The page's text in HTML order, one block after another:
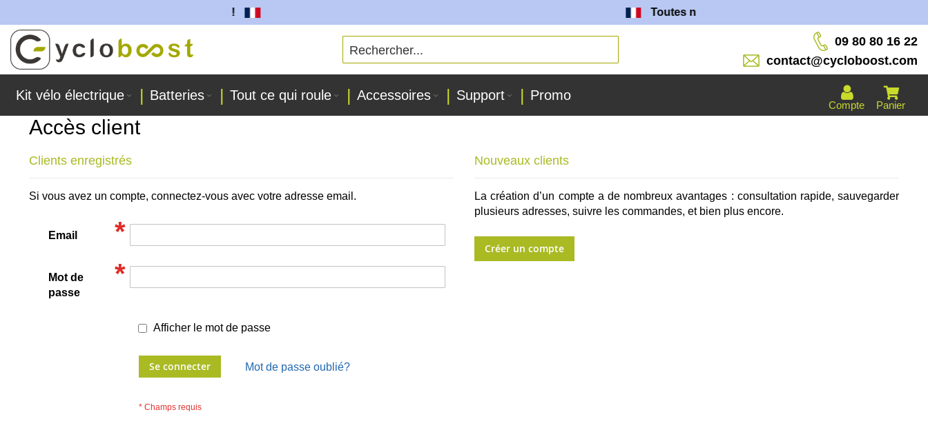
Toutes nos batteries sont fabriquées dans nos ateliers
Allez
au
contenu
09 80 80 16 22
contact@cycloboost.com
Panier
Compte
Kit vélo électrique Batteries Tout ce qui roule Accessoires Support Promo
Accès client
Clients enregistrés
Si vous avez un compte, connectez-vous avec votre adresse email.
Email
Mot de
passe
Afficher le mot de passe
Se connecter Mot de passe oublié?
Nouveaux clients
La création d’un compte a de nombreux avantages : consultation rapide, sauvegarder
plusieurs adresses, suivre les commandes, et bien plus encore.
Créer un compte